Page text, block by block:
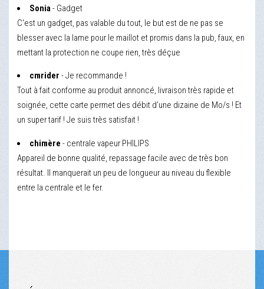
Sonia- Gadget
C'est un gadget, pas valable du tout, le but est de ne pas se
blesser avec la lame pour le maillot et promis dans la pub, faux, en
mettant la protection ne coupe rien, très déçue
cmrider - Je recommande !
Tout à fait conforme au produit annoncé, livraison très rapide et
soignée, cette carte permet des débit d'une dizaine de Mo/s ! Et
un super tarif ! Je suis très satisfait !
chimère - centrale vapeur PHILIPS
Appareil de bonne qualité, repassage facile avec de très bon
résultat. Il manquerait un peu de longueur au niveau du flexible
entre la centrale et le fer.